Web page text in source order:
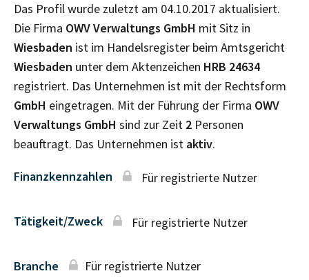
Das Profil wurde zuletzt am 04.10.2017 aktualisiert.
Die Firma OWV Verwaltungs GmbH mit Sitz in
Wiesbaden ist im Handelsregister beim Amtsgericht
Wiesbaden unter dem Aktenzeichen HRB 24634
registriert. Das Unternehmen ist mit der Rechtsform
GmbH eingetragen. Mit der Führung der Firma OWV
Verwaltungs GmbH sind zur Zeit 2 Personen
beauftragt. Das Unternehmen ist aktiv.
Finanzkennzahlen Für registrierte Nutzer
Tätigkeit/Zweck Für registrierte Nutzer
Branche Für registrierte Nutzer